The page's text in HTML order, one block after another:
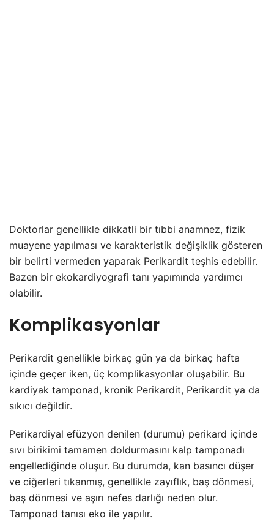
Doktorlar genellikle dikkatli bir tıbbi anamnez, fizik
muayene yapılması ve karakteristik değişiklik gösteren
bir belirti vermeden yaparak Perikardit teşhis edebilir.
Bazen bir ekokardiyografi tanı yapımında yardımcı
olabilir.
Komplikasyonlar
Perikardit genellikle birkaç gün ya da birkaç hafta
içinde geçer iken, üç komplikasyonlar oluşabilir. Bu
kardiyak tamponad, kronik Perikardit, Perikardit ya da
sıkıcı değildir.
Perikardiyal efüzyon denilen (durumu) perikard içinde
sıvı birikimi tamamen doldurmasını kalp tamponadı
engellediğinde oluşur. Bu durumda, kan basıncı düşer
ve ciğerleri tıkanmış, genellikle zayıflık, baş dönmesi,
baş dönmesi ve aşırı nefes darlığı neden olur.
Tamponad tanısı eko ile yapılır.